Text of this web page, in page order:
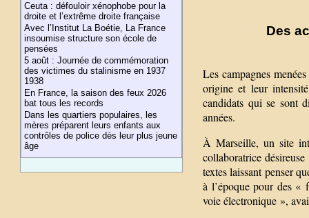
Ceuta : défouloir xénophobe pour la
droite et l’extrême droite française
Avec l’Institut La Boétie, La France
insoumise structure son école de
pensées
5 août : Journée de commémoration
des victimes du stalinisme en 1937
1938
En France, la saison des feux 2026
bat tous les records
Dans les quartiers populaires, les
mères préparent leurs enfants aux
contrôles de police dès leur plus jeune
âge
Des
Les campagnes
origine et leur
candidats qui se sont
années.
À Marseille, un site
collaboratrice
textes laissant penser
à l’époque pour des «
voie électronique »,